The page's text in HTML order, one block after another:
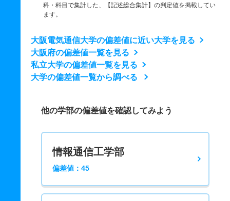
科・科目で集計した、【記述総合集計】の判定値を掲載してい
ます。
大阪電気通信大学の偏差値に近い大学を見る
大阪府の偏差値一覧を見る
私立大学の偏差値一覧を見る
大学の偏差値一覧から調べる
他の学部の偏差値を確認してみよう
情報通信工学部
偏差値：45